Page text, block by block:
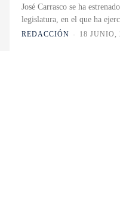
José Carrasco se ha
legislatura, en el que ha
REDACCIÓN - 18 JUNIO,